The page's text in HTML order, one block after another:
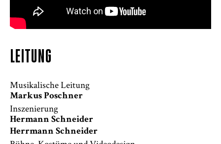
LEITUNG
Musikalische Leitung
Markus Poschner
Inszenierung
Hermann Schneider
Herrmann Schneider